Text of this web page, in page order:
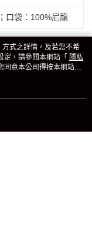
口袋：100%尼龍
客服
式之詳情，及若您不希
定，請參閱本網站「 隱私
同意本公司得按本網站使